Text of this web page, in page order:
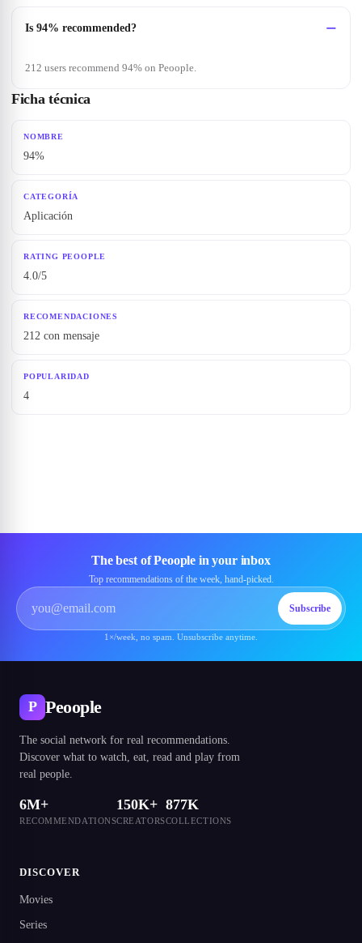
Is 94% recommended?
212 users recommend 94% on Peoople.
Ficha técnica
NOMBRE
94%
CATEGORÍA
Aplicación
RATING PEOOPLE
4.0/5
RECOMENDACIONES
212 con mensaje
POPULARIDAD
4
The best of Peoople in your inbox
Top recommendations of the week, hand-picked.
Subscribe
1×/week, no spam. Unsubscribe anytime.
P Peoople
The social network for real recommendations.
Discover what to watch, eat, read and play from
real people.
6M+
RECOMMENDATIONS
150K+
CREATORS
877K
COLLECTIONS
DISCOVER
Movies
Series